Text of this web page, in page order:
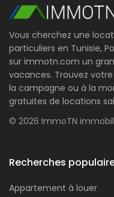
Vous cherchez une
particuliers en Tunisie,
sur immotn.com un
vacances. Trouvez
la campagne ou à la
gratuites de locations
© 2026 ImmoTN
Recherches
Appartement à louer